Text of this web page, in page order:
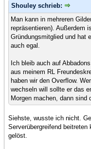
Shouley schrieb:
Man kann in mehreren
repräsentieren). Außerdem
Gründungsmitglied und hat
auch egal.
Ich bleib auch auf
aus meinem RL
haben wir den Overflow.
wechseln will sollte er das
Morgen machen, dann sind
Siehste, wusste ich nicht.
Serverübergreifend
gelöst.